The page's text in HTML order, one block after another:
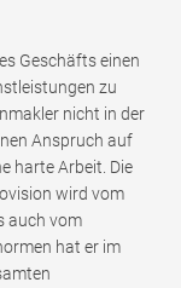
Geschäfts einen
zu
nicht in der
Anspruch auf
harte Arbeit. Die
wird vom
auch vom
hat er im